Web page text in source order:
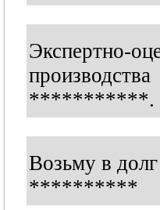
Экспертно-
***********.
Возьму в
**********